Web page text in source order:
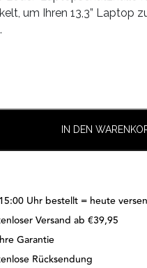
um Ihren 13,3” Laptop
IN DEN
Uhr bestellt = heute
Versand ab €39,95
Garantie
Rücksendung